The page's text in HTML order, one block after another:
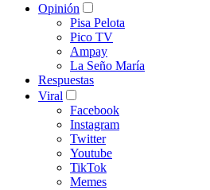
Opinión
Pisa Pelota
Pico TV
Ampay
La Seño María
Respuestas
Viral
Facebook
Instagram
Twitter
Youtube
TikTok
Memes